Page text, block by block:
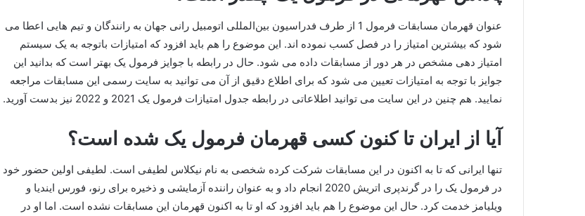
عنوان قهرمان مسابقات فرمول 1 از طرف فدراسیون بین‌المللی اتومبیل‌ رانی جهان به رانندگان و تیم‌ هایی اعطا می‌
شود که بیشترین امتیاز را در فصل کسب نموده‌ اند. این موضوع را هم باید افزود که امتیازات باتوجه به یک سیستم
امتیاز دهی مشخص در هر دور از مسابقات داده می‌ شود. حال در رابطه با جوایز فرمول یک بهتر است که بدانید این
جوایز با توجه به امتیازات تعیین می‌ شود که برای اطلاع دقیق از آن می توانید به سایت رسمی این مسابقات مراجعه
نمایید. هم چنین در این سایت می توانید اطلاعاتی در رابطه جدول امتیازات فرمول یک 2021 و 2022 نیز بدست آورید.
آیا از ایران تا کنون کسی قهرمان فرمول یک شده است؟
تنها ایرانی که تا به اکنون در این مسابقات شرکت کرده شخصی به نام نیکلاس لطیفی است. لطیفی اولین حضور خود
در فرمول یک را در گرندپری اتریش 2020 انجام داد و به عنوان راننده آزمایشی و ذخیره برای رنو، فورس ایندیا و
ویلیامز خدمت کرد. حال این موضوع را هم باید افزود که او تا به اکنون قهرمان این مسابقات نشده است. اما او در